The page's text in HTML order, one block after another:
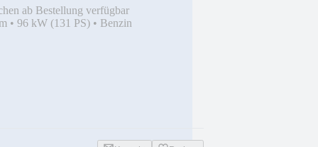
ab Bestellung verfügbar
• 96 kW (131 PS) • Benzin